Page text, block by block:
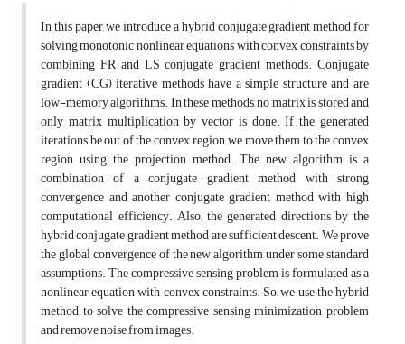
In this paper, we introduce a hybrid conjugate gradient method for
solving monotonic nonlinear equations with convex constraints by
combining FR and LS conjugate gradient methods. Conjugate
gradient (CG) iterative methods have a simple structure and are
low-memory algorithms. In these methods, no matrix is stored and
only matrix multiplication by vector is done. If the generated
iterations be out of the convex region, we move them to the convex
region using the projection method. The new algorithm is a
combination of a conjugate gradient method with strong
convergence and another conjugate gradient method with high
computational efficiency. Also, the generated directions by the
hybrid conjugate gradient method are sufficient descent. We prove
the global convergence of the new algorithm under some standard
assumptions. The compressive sensing problem is formulated as a
nonlinear equation with convex constraints. So, we use the hybrid
method to solve the compressive sensing minimization problem
and remove noise from images.